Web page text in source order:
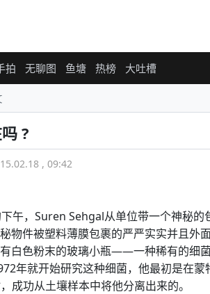
拍 无聊图 鱼塘 热榜 大吐槽
?
, 09:42
午，Suren Sehgal从单位带一个神秘
物件被塑料薄膜包裹的严严实实并且外
白色粉末的玻璃小瓶——一种稀有的细
年就开始研究这种细菌，他最初是在
成功从土壤样本中将他分离出来的。